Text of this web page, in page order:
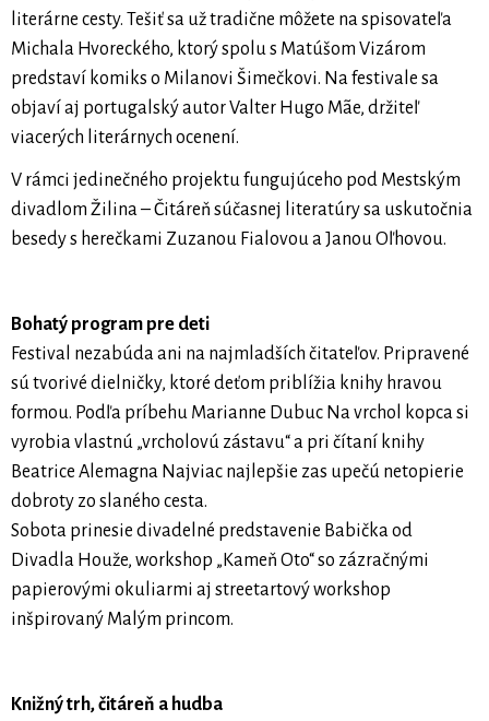
literárne cesty. Tešiť sa už tradične môžete na spisovateľa
Michala Hvoreckého, ktorý spolu s Matúšom Vizárom
predstaví komiks o Milanovi Šimečkovi. Na festivale sa
objaví aj portugalský autor Valter Hugo Mãe, držiteľ
viacerých literárnych ocenení.
V rámci jedinečného projektu fungujúceho pod Mestským
divadlom Žilina – Čitáreň súčasnej literatúry sa uskutočnia
besedy s herečkami Zuzanou Fialovou a Janou Oľhovou.
Bohatý program pre deti
Festival nezabúda ani na najmladších čitateľov. Pripravené
sú tvorivé dielničky, ktoré deťom priblížia knihy hravou
formou. Podľa príbehu Marianne Dubuc Na vrchol kopca si
vyrobia vlastnú „vrcholovú zástavu“ a pri čítaní knihy
Beatrice Alemagna Najviac najlepšie zas upečú netopierie
dobroty zo slaného cesta.
Sobota prinesie divadelné predstavenie Babička od
Divadla Houže, workshop „Kameň Oto“ so zázračnými
papierovými okuliarmi aj streetartový workshop
inšpirovaný Malým princom.
Knižný trh, čitáreň a hudba